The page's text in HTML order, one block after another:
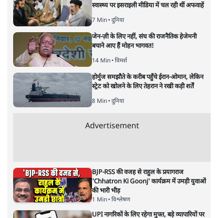
नतीजों पर परदे डालता घोषणा प्रधान
बजट!
अनन्त मित्तल 1 FEB, 2026